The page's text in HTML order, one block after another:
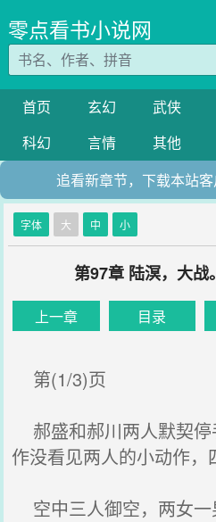
零点看书小说网
首页 玄幻 武侠
科幻
言情 其他
追看新章节，下载本站
字体 大 中 小
第97章 陆溟，大战
上一章 目录
第(1/3)页
郝盛和郝川两人默契停
作没看见两人的小动作，
空中三人御空，两女一